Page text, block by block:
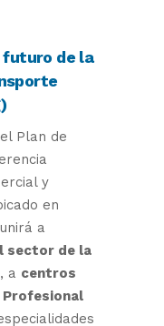
futuro de la
Plan de
y
en
a
sector de la
, a centros
Profesional